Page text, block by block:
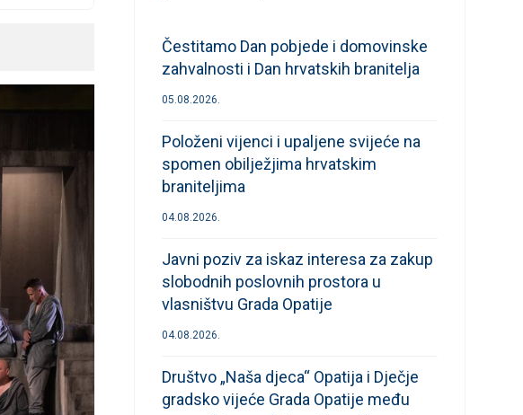
Čestitamo Dan pobjede i domovinske
zahvalnosti i Dan hrvatskih branitelja
05.08.2026.
Položeni vijenci i upaljene svijeće na
spomen obilježjima hrvatskim
braniteljima
04.08.2026.
Javni poziv za iskaz interesa za zakup
slobodnih poslovnih prostora u
vlasništvu Grada Opatije
04.08.2026.
Društvo „Naša djeca“ Opatija i Dječje
gradsko vijeće Grada Opatije među